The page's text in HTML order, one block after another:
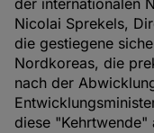
der internationalen
Nicolai Sprekels,
die gestiegene
Nordkoreas, die
nach der
diese "Kehrtwende"